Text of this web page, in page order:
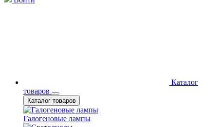
Каталог
товаров
Каталог товаров
Галогеновые лампы